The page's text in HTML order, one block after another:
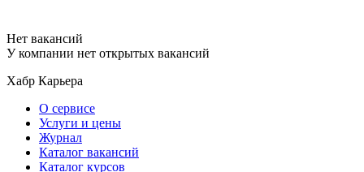
Нет вакансий
У компании нет открытых вакансий
Хабр Карьера
О сервисе
Услуги и цены
Журнал
Каталог вакансий
Каталог курсов